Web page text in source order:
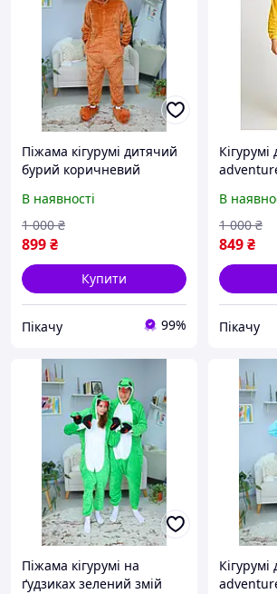
Піжама кігурумі дитячий
бурий коричневий
В наявності
899₴
1 000 ₴
Купити
Пікачу 99%
В
849₴
1 000 ₴
Пікачу
Піжама кігурумі на
ґудзиках зелений змій